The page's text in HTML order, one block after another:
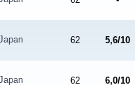
62 5,6/10
62 6,0/10